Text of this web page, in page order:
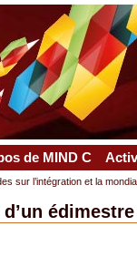
de MIND C
sur l’intégration et la
édimestre